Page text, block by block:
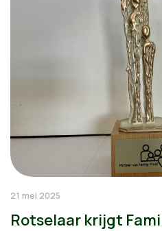
21 mei 2025
Rotselaar krijgt